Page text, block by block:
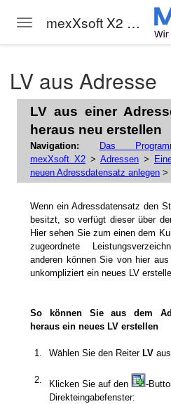
Toggle navigation mexXsoft X2 Hilfe
anlegen
LV aus Adresse
LV aus einer
heraus neu erstellen
Navigation:
Das
mexXsoft X2 > Adressen >
neuen Adressdatensatz anlegen >
Wenn ein Adressdatensatz den
besitzt, so verfügt dieser über
Hier sehen Sie zum einen dem
zugeordnete
anderen können Sie von hier
unkompliziert ein neues LV
So können Sie aus dem
heraus ein neues LV erstellen
1. Wählen Sie den Reiter LV aus
2. Klicken Sie auf den
-
Direkteingabefenster: